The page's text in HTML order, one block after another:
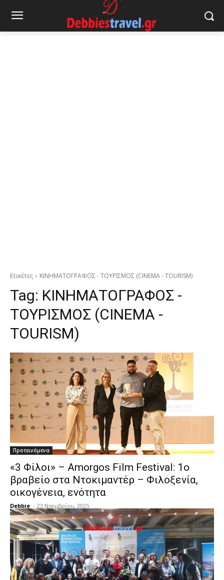
Ετικέτες ΚΙΝΗΜΑΤΟΓΡΑΦΟΣ - ΤΟΥΡΙΣΜΟΣ (CINEMA - TOURISM)
Tag: ΚΙΝΗΜΑΤΟΓΡΑΦΟΣ -
ΤΟΥΡΙΣΜΟΣ (CINEMA -
TOURISM)
Προτεινόμενα
«3 Φίλοι» – Amorgos Film Festival: 1ο
βραβείο στα Ντοκιμαντέρ – Φιλοξενία,
οικογένεια, ενότητα
Debbie - 23 Νοεμβρίου, 2025